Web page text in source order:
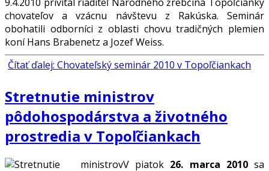
chovateľov a vzácnu návštevu z Rakúska. Seminár
obohatili odborníci z oblasti chovu tradičných plemien
koní Hans Brabenetz a Jozef Weiss.
Čítať ďalej: Chovateľský seminár 2010 v Topoľčiankach
Stretnutie ministrov
pôdohospodárstva a životného
prostredia v Topoľčiankach
V piatok 26. marca 2010sa